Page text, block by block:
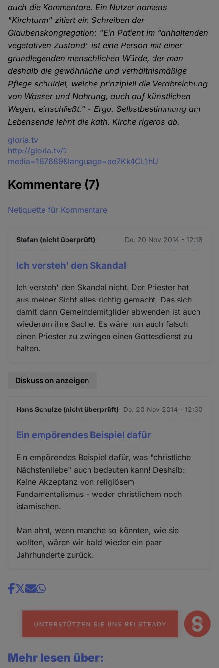
auch die Kommentare. Ein Nutzer namens
"Kirchturm" zitiert ein Schreiben der
Glaubenskongregation: "Ein Patient im “anhaltenden
vegetativen Zustand” ist eine Person mit einer
grundlegenden menschlichen Würde, der man
deshalb die gewöhnliche und verhältnismäßige
Pflege schuldet, welche prinzipiell die Verabreichung
von Wasser und Nahrung, auch auf künstlichen
Wegen, einschließt." - Ergo: Selbstbestimmung am
Lebensende lehnt die kath. Kirche rigeros ab.
Quelle
gloria.tv
http://gloria.tv/?
media=187689&language=oe7Kk4CL1hU
Kommentare (7)
Netiquette für Kommentare
Stefan (nicht überprüft) Do. 20 Nov 2014 - 12:18
Ich versteh' den Skandal
Ich versteh' den Skandal nicht. Der Priester hat
aus meiner Sicht alles richtig gemacht. Das sich
damit dann Gemeindemitglider abwenden ist auch
wiederum ihre Sache. Es wäre nun auch falsch
einen Priester zu zwingen einen Gottesdienst zu
halten.
Diskussion anzeigen
Hans Schulze (nicht überprüft) Do. 20 Nov 2014 - 12:30
Ein empörendes Beispiel dafür
Ein empörendes Beispiel dafür, was "christliche
Nächstenliebe" auch bedeuten kann! Deshalb:
Keine Akzeptanz von religiösem
Fundamentalismus - weder christlichem noch
islamischen.
Man ahnt, wenn manche so könnten, wie sie
wollten, wären wir bald wieder ein paar
Jahrhunderte zurück.
Share
news
Mehr lesen über: